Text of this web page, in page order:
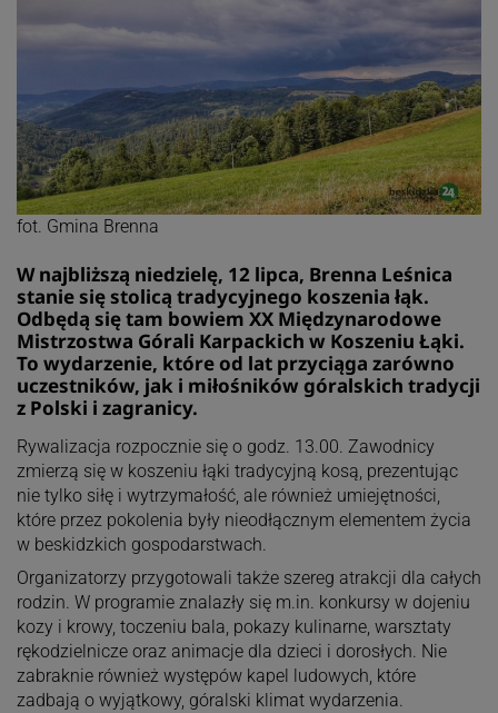
fot. Gmina Brenna
W najbliższą niedzielę, 12 lipca, Brenna Leśnica
stanie się stolicą tradycyjnego koszenia łąk.
Odbędą się tam bowiem XX Międzynarodowe
Mistrzostwa Górali Karpackich w Koszeniu Łąki.
To wydarzenie, które od lat przyciąga zarówno
uczestników, jak i miłośników góralskich tradycji
z Polski i zagranicy.
Rywalizacja rozpocznie się o godz. 13.00. Zawodnicy
zmierzą się w koszeniu łąki tradycyjną kosą, prezentując
nie tylko siłę i wytrzymałość, ale również umiejętności,
które przez pokolenia były nieodłącznym elementem życia
w beskidzkich gospodarstwach.
Organizatorzy przygotowali także szereg atrakcji dla całych
rodzin. W programie znalazły się m.in. konkursy w dojeniu
kozy i krowy, toczeniu bala, pokazy kulinarne, warsztaty
rękodzielnicze oraz animacje dla dzieci i dorosłych. Nie
zabraknie również występów kapel ludowych, które
zadbają o wyjątkowy, góralski klimat wydarzenia.